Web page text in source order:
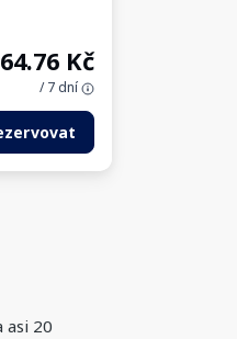
Kč
/ 7 dní
asi 20